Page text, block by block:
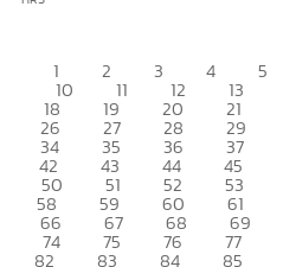
1 2 3 4 5
10 11 12 13
18 19 20 21
26 27 28 29
34 35 36 37
42 43 44 45
50 51 52 53
58 59 60 61
66 67 68 69
74 75 76 77
82 83 84 85